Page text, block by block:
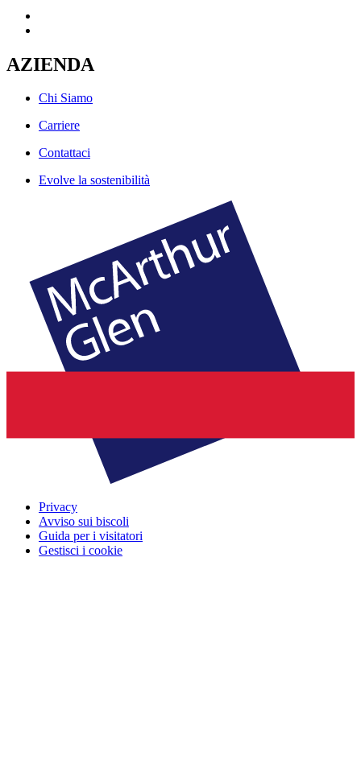
AZIENDA
Chi Siamo
Carriere
Contattaci
Evolve la sostenibilità
Privacy
Avviso sui biscoli
Guida per i visitatori
Gestisci i cookie